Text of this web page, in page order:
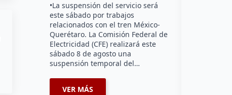
•La suspensión del servicio será
este sábado por trabajos
relacionados con el tren México-
Querétaro. La Comisión Federal de
Electricidad (CFE) realizará este
sábado 8 de agosto una
suspensión temporal del…
VER MÁS